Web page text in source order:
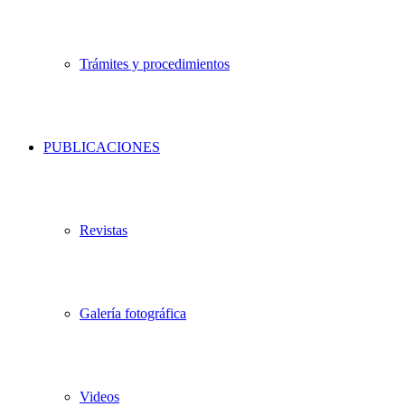
Trámites y procedimientos
PUBLICACIONES
Revistas
Galería fotográfica
Videos